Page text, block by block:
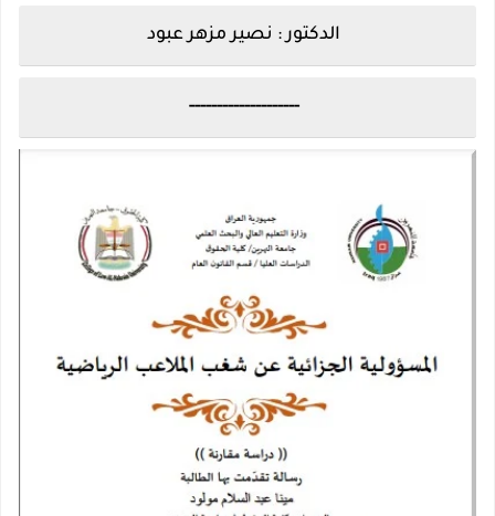
الدكتور : نصير مزهر عبود
--------------------